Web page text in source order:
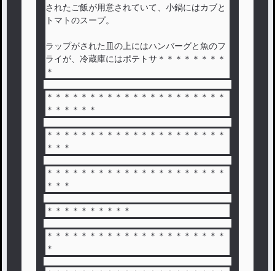
されたご飯が用意されていて、小鍋にはカブと
トマトのスープ。
ラップがされた皿の上にはハンバーグと魚のフ
ライが、冷蔵庫にはポテトサ＊＊＊＊＊＊＊＊
＊
＊＊＊＊＊＊＊＊＊＊＊＊＊＊＊＊＊＊＊＊＊
＊＊＊＊＊＊
＊＊＊＊＊＊＊＊＊＊＊＊＊＊＊＊＊＊＊＊＊
＊＊＊
＊＊＊＊＊＊＊＊＊＊＊＊＊＊＊＊＊＊＊＊＊
＊＊＊
＊＊＊＊＊＊＊＊＊＊
＊＊＊＊＊＊＊＊＊＊＊＊＊＊＊＊＊＊＊＊＊
＊